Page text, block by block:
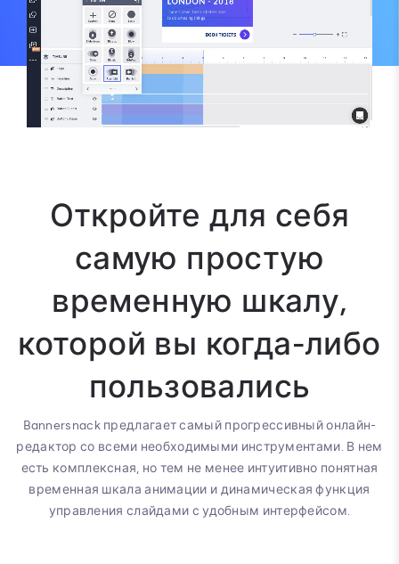
Откройте для себя
самую простую
временную шкалу,
которой вы когда-либо
пользовались
Bannersnack предлагает самый прогрессивный онлайн-
редактор со всеми необходимыми инструментами. В нем
есть комплексная, но тем не менее интуитивно понятная
временная шкала анимации и динамическая функция
управления слайдами с удобным интерфейсом.